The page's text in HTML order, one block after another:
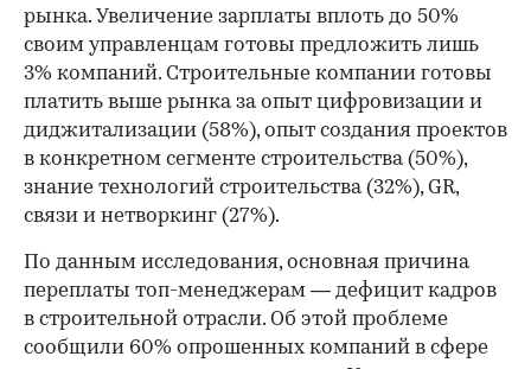
рынка. Увеличение зарплаты вплоть до 50%
своим управленцам готовы предложить лишь
3% компаний. Строительные компании готовы
платить выше рынка за опыт цифровизации и
диджитализации (58%), опыт создания проектов
в конкретном сегменте строительства (50%),
знание технологий строительства (32%), GR,
связи и нетворкинг (27%).
По данным исследования, основная причина
переплаты топ-менеджерам — дефицит кадров
в строительной отрасли. Об этой проблеме
сообщили 60% опрошенных компаний в сфере